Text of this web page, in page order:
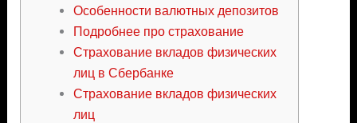
Особенности валютных депозитов
Подробнее про страхование
Страхование вкладов физических
лиц в Сбербанке
Страхование вкладов физических
лиц